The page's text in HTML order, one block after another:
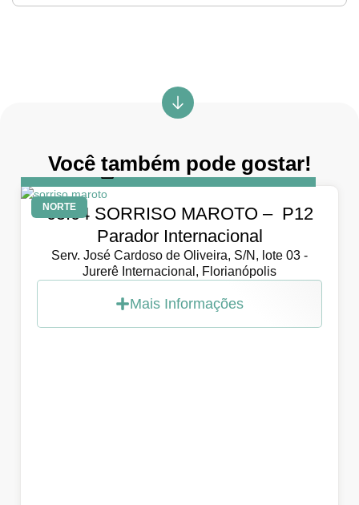
Você também pode gostar!
NORTE
DIA5 de abril de 2026
05.04 SORRISO MAROTO – P12
Parador Internacional
Serv. José Cardoso de Oliveira, S/N, lote 03 -
Jurerê Internacional, Florianópolis
Mais Informações